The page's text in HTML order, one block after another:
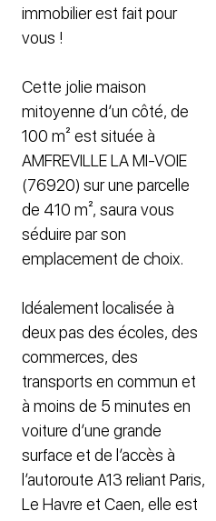
immobilier est fait pour
vous !
Cette jolie maison
mitoyenne d’un côté, de
100 m² est située à
AMFREVILLE LA MI-VOIE
(76920) sur une parcelle
de 410 m², saura vous
séduire par son
emplacement de choix.
Idéalement localisée à
deux pas des écoles, des
commerces, des
transports en commun et
à moins de 5 minutes en
voiture d’une grande
surface et de l’accès à
l’autoroute A13 reliant Paris,
Le Havre et Caen, elle est